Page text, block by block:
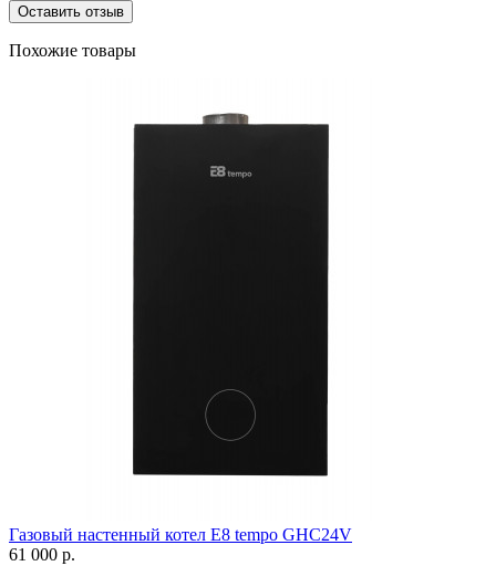
Оставить отзыв
Похожие товары
Газовый настенный котел E8 tempo GHC24V
61 000 р.